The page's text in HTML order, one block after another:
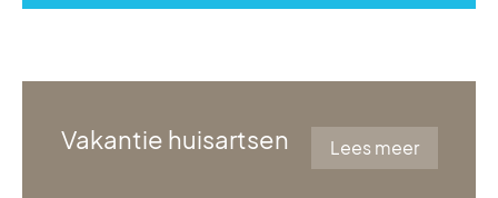
Vakantie huisartsen Lees meer